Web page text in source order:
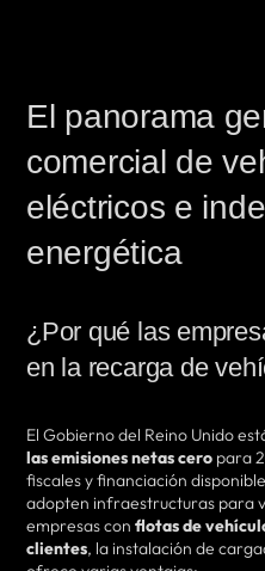
El panorama
comercial de
eléctricos e
energética
¿Por qué las
en la recarga de
El Gobierno del Reino Unido
las emisiones netas cero para
fiscales y financiación
adopten infraestructuras para
empresas con flotas de
clientes, la instalación de